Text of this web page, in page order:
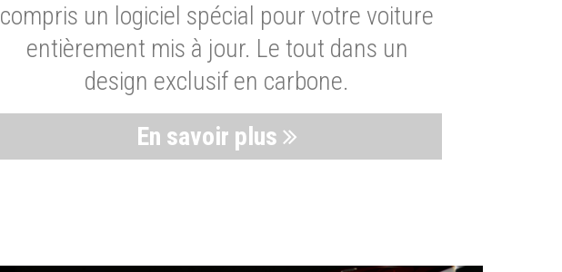
compris un logiciel spécial pour votre voiture
entièrement mis à jour. Le tout dans un
design exclusif en carbone.
En savoir plus